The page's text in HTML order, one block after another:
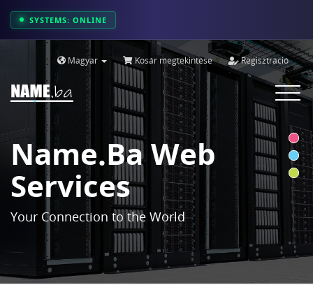
SYSTEMS: ONLINE
Magyar Kosár megtekintése Regisztráció
Toggle
Name.ba Web
Services
Your Connection to the World